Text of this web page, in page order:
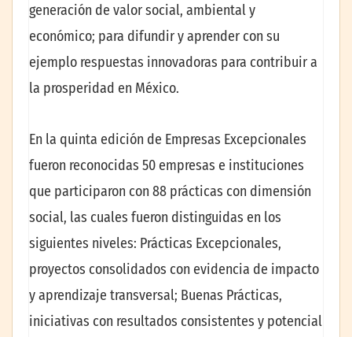
generación de valor social, ambiental y
económico; para difundir y aprender con su
ejemplo respuestas innovadoras para contribuir a
la prosperidad en México.
En la quinta edición de Empresas Excepcionales
fueron reconocidas 50 empresas e instituciones
que participaron con 88 prácticas con dimensión
social, las cuales fueron distinguidas en los
siguientes niveles: Prácticas Excepcionales,
proyectos consolidados con evidencia de impacto
y aprendizaje transversal; Buenas Prácticas,
iniciativas con resultados consistentes y potencial